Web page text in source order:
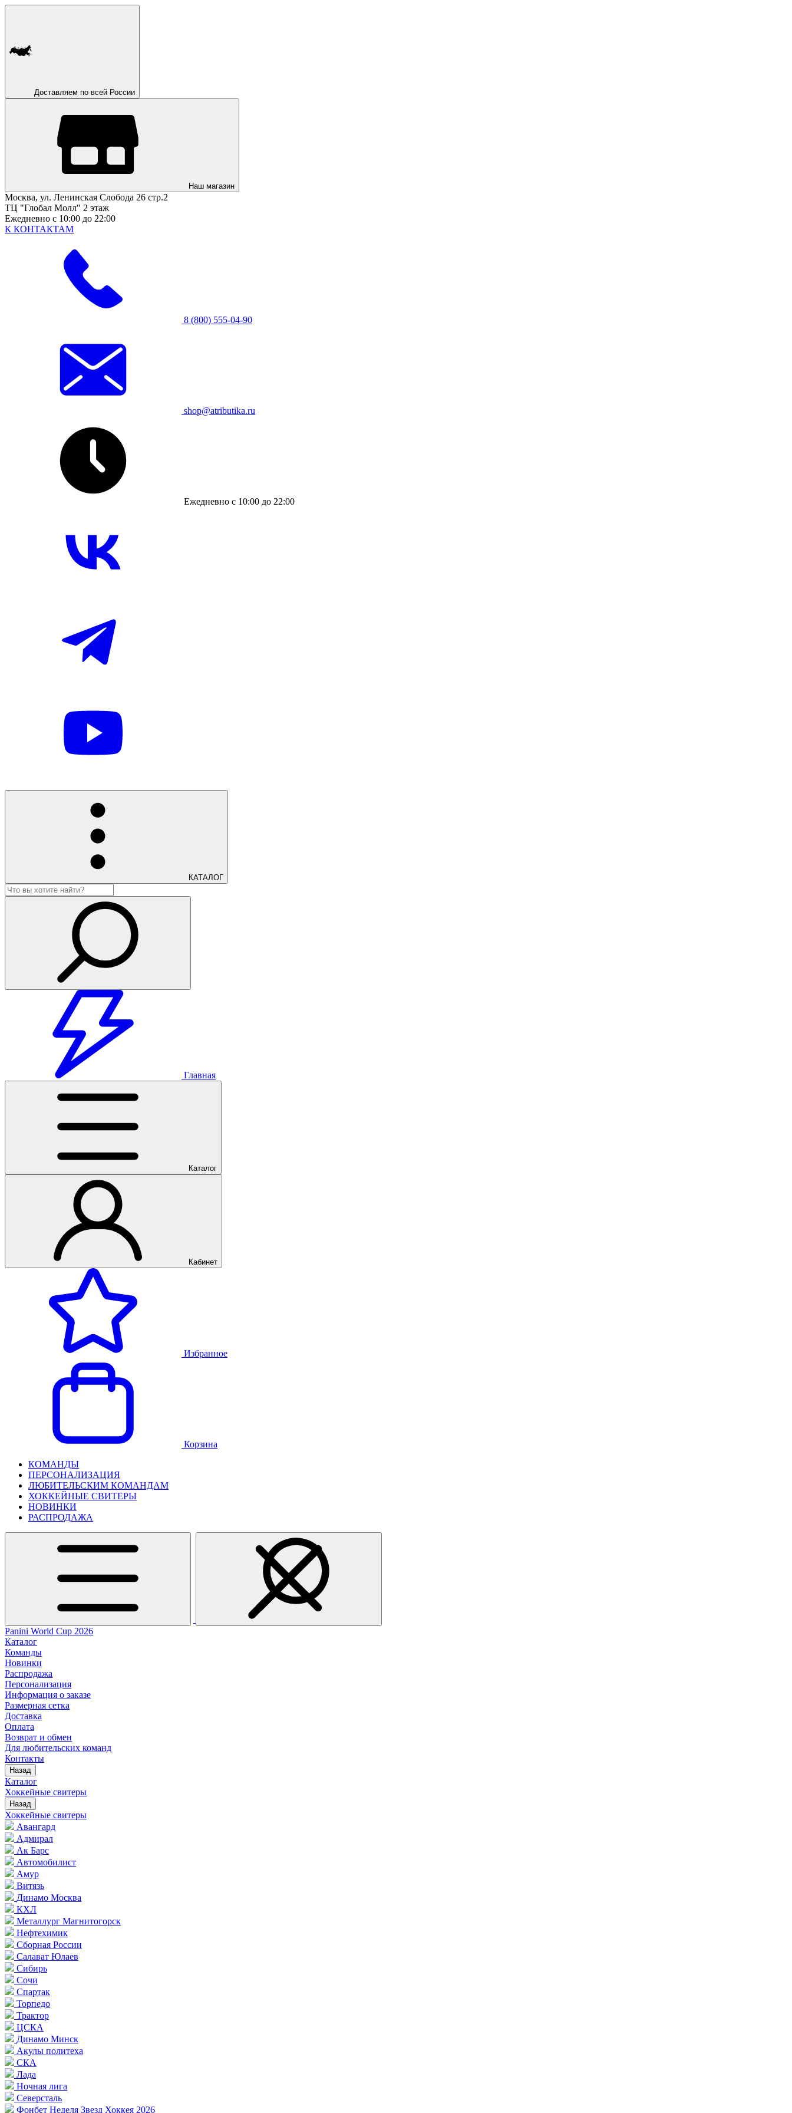
Доставляем по всей России
Наш магазин
Москва, ул. Ленинская Слобода 26 стр.2
ТЦ "Глобал Молл" 2 этаж
Ежедневно с 10:00 до 22:00
К КОНТАКТАМ
8 (800) 555-04-90
shop@atributika.ru
Ежедневно с 10:00 до 22:00
КАТАЛОГ
Главная
Каталог
Кабинет
Избранное
Корзина
КОМАНДЫ
ПЕРСОНАЛИЗАЦИЯ
ЛЮБИТЕЛЬСКИМ КОМАНДАМ
ХОККЕЙНЫЕ СВИТЕРЫ
НОВИНКИ
РАСПРОДАЖА
Panini World Cup 2026
Каталог
Команды
Новинки
Распродажа
Персонализация
Информация о заказе
Размерная сетка
Доставка
Оплата
Возврат и обмен
Для любительских команд
Контакты
Назад
Каталог
Хоккейные свитеры
Назад
Хоккейные свитеры
Авангард
Адмирал
Ак Барс
Автомобилист
Амур
Витязь
Динамо Москва
КХЛ
Металлург Магнитогорск
Нефтехимик
Сборная России
Салават Юлаев
Сибирь
Сочи
Спартак
Торпедо
Трактор
ЦСКА
Динамо Минск
Акулы политеха
СКА
Лада
Ночная лига
Северсталь
Фонбет Неделя Звезд Хоккея 2026